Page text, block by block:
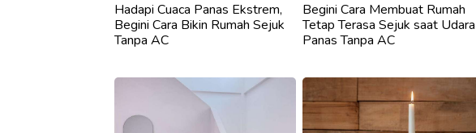
Hadapi Cuaca Panas Ekstrem,
Begini Cara Bikin Rumah Sejuk
Tanpa AC
Begini Cara Membuat Rumah
Tetap Terasa Sejuk saat Udara
Panas Tanpa AC